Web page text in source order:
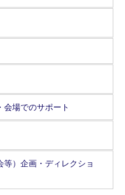
会場でのサポート
）企画・ディレクショ